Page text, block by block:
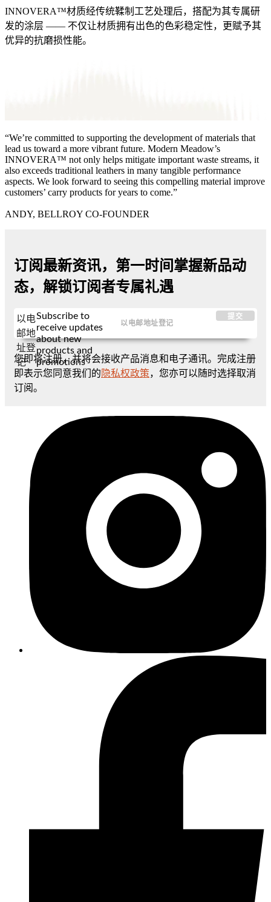
INNOVERA™材质经传统鞣制工艺处理后，搭配为其专属研
发的涂层 —— 不仅让材质拥有出色的色彩稳定性，更赋予其
优异的抗磨损性能。
“We’re committed to supporting the development of materials that
lead us toward a more vibrant future. Modern Meadow’s
INNOVERA™ not only helps mitigate important waste streams, it
also exceeds traditional leathers in many tangible performance
aspects. We look forward to seeing this compelling material improve
customers’ carry products for years to come.”
ANDY, BELLROY CO-FOUNDER
订阅最新资讯，第一时间掌握新品动
态，解锁订阅者专属礼遇
以电
邮地
址登
记
Subscribe to
receive updates
about new
products and
promotions
提交
您即将注册，并将会接收产品消息和电子通讯。完成注册
即表示您同意我们的 隐私权政策，您亦可以随时选择取消
订阅。